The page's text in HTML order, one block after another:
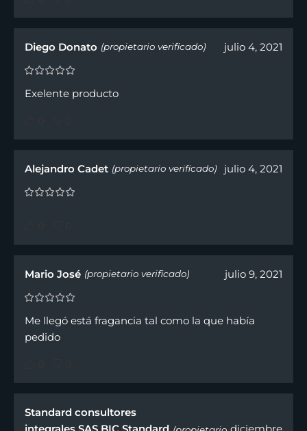
Diego Donato (propietario verificado) julio 4, 2021
Exelente producto
Alejandro Cadet (propietario verificado) julio 4, 2021
Mario José (propietario verificado) julio 9, 2021
Me llegó está fragancia tal como la que había
pedido
Standard consultores
integrales SAS BIC Standard
diciembre